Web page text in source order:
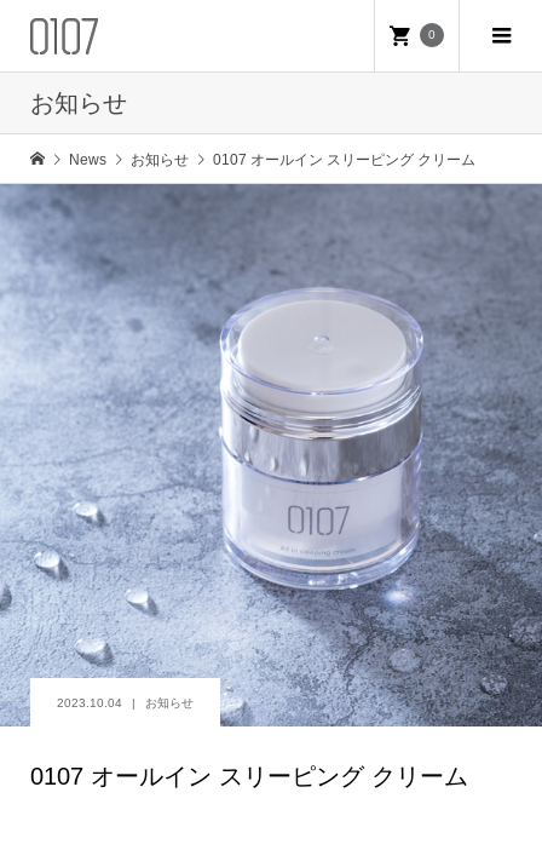
0
お知らせ
News お知らせ 0107 オールイン スリーピング クリーム
2023.10.04 お知らせ
0107 オールイン スリーピング クリーム